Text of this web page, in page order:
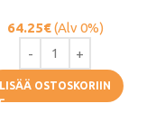
64.25€(Alv 0%)
LISÄÄ OSTOSKORIIN